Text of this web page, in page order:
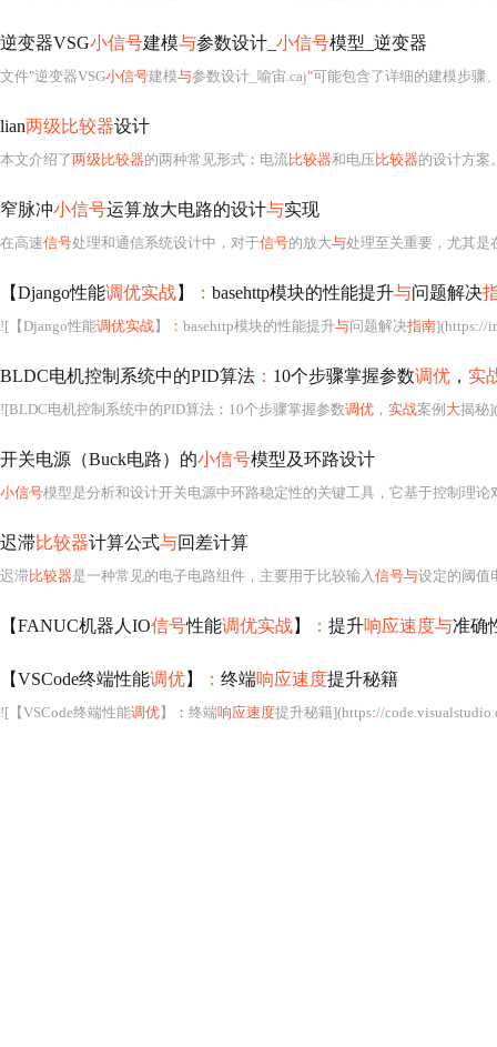
逆变器VSG小信号建模与参数设计_ 小信号模型_逆变器
文件"逆变器VSG小信号建模与参数设计_喻宙.caj"可能包含了详细的建模步骤、参数设计方法以及相
lian两级比较器设计
本文介绍了两级比较器的两种常见形式 ： 电流比较器和电压 比较器的设计方案
窄脉冲小信号运算放大电路的设计与实现
在高速信号处理和通信系统设计中，对于信号的放大与处理至关重要，尤其是
【Django性能调优实战】 ： basehttp模块的性能提升与问题解决
![【Django性能调优实战】 ： basehttp模块的性能提升与问题解决指南](https://
BLDC电机控制系统中的PID算法 ： 10个步骤掌握参数调优 ， 实
![BLDC电机控制系统中的PID算法 ： 10个步骤掌握参数调优 ， 实战案例 大揭秘
开关电源（Buck电路）的小信号模型及环路设计
小信号模型是分析和设计开关电源中环路稳定性的关键工具，它基于控制理论对电路进行线性化处
迟滞比较器计算公式与回差计算
迟滞比较器是一种常见的电子电路组件，主要用于比较输入信号与设定的阈值电压
【FANUC机器人IO信号性能调优实战】 ： 提升响应速度与准确
【VSCode终端性能调优】 ： 终端响应速度提升秘籍
![【VSCode终端性能调优】 ： 终端响应速度提升秘籍](https://code.visualstudio.com/assets/